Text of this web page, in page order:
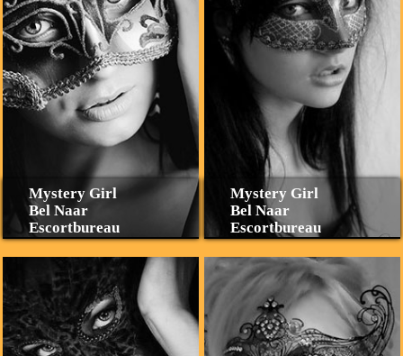
Mystery Girl
Bel Naar
Escortbureau
Mystery Girl
Bel Naar
Escortbureau